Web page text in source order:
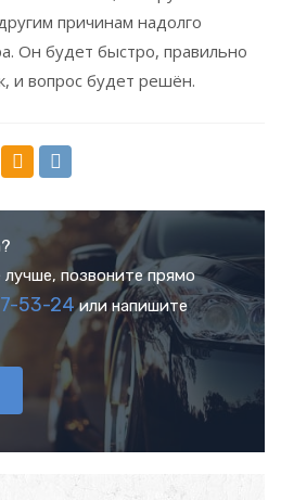
причинам надолго
Он будет быстро, правильно
и вопрос будет решён.
позвоните прямо
53-24или напишите